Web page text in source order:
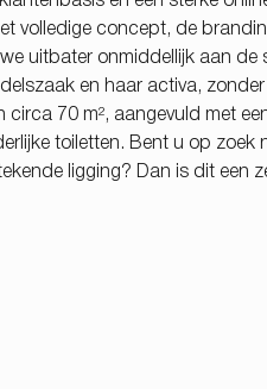
volledige concept, de
uitbater onmiddellijk aan de
en haar activa,
70 m², aangevuld met
toiletten. Bent u op zoek
ligging? Dan is dit een